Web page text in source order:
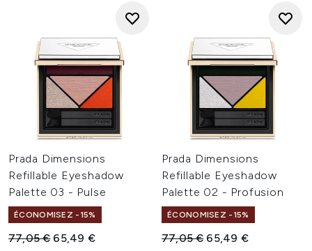
Prada Dimensions
Refillable Eyeshadow
Palette 03 - Pulse
ÉCONOMISEZ -15%
Prix de vente :
77,05 € Prix ​​actuel :
65,49 €
Prada Dimensions
Refillable Eyeshadow
Palette 02 - Profusion
ÉCONOMISEZ -15%
Prix de vente :
77,05 € Prix ​​actuel :
65,49 €